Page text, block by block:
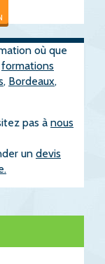
où que
formations
, Bordeaux,
pas à nous
un devis